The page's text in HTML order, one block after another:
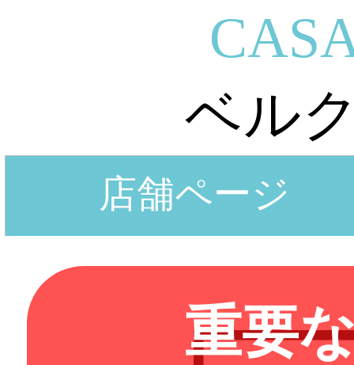
ベル
店舗ページ
重要